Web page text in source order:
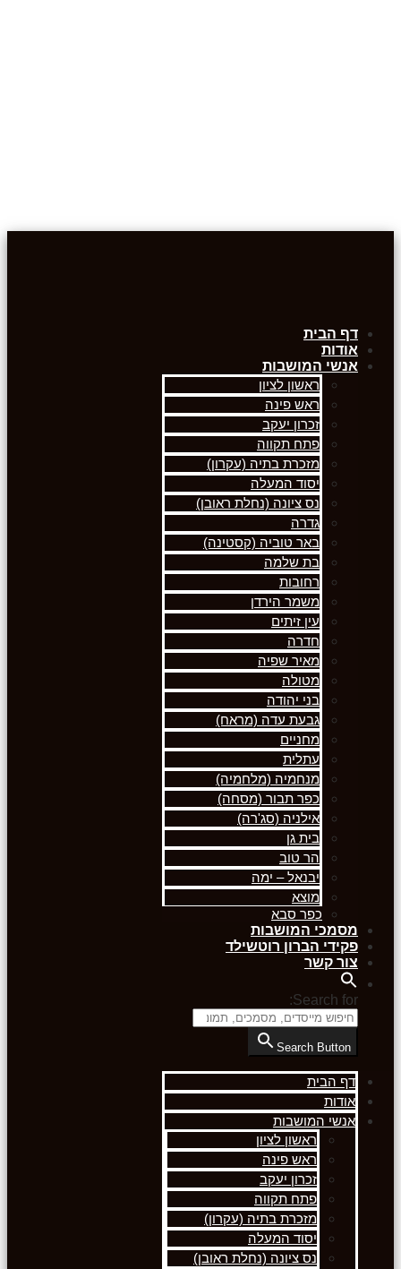
דף הבית
אודות
אנשי המושבות
ראשון לציון
ראש פינה
זכרון יעקב
פתח תקווה
מזכרת בתיה (עקרון)
יסוד המעלה
נס ציונה (נחלת ראובן)
גדרה
באר טוביה (קסטינה)
בת שלמה
רחובות
משמר הירדן
עין זיתים
חדרה
מאיר שפיה
מטולה
בני יהודה
גבעת עדה (מראח)
מחניים
עתלית
מנחמיה (מלחמיה)
כפר תבור (מסחה)
אילניה (סג'רה)
בית גן
הר טוב
יבנאל – ימה
מוצא
כפר סבא
מסמכי המושבות
פקידי הברון רוטשילד
צור קשר
Search for:
Search Button
דף הבית
אודות
אנשי המושבות
ראשון לציון
ראש פינה
זכרון יעקב
פתח תקווה
מזכרת בתיה (עקרון)
יסוד המעלה
נס ציונה (נחלת ראובן)